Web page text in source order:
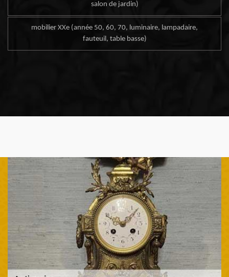
salon de jardin)
mobilier XXe (année 50, 60, 70, luminaire, lampadaire,
fauteuil, table basse)